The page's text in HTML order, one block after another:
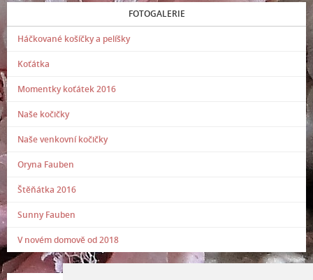
FOTOGALERIE
Háčkované košíčky a pelíšky
Koťátka
Momentky koťátek 2016
Naše kočičky
Naše venkovní kočičky
Oryna Fauben
Štěňátka 2016
Sunny Fauben
V novém domově od 2018